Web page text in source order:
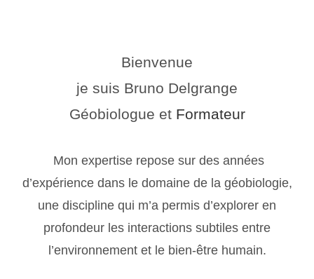
Bienvenue
je suis Bruno Delgrange
Géobiologue et Formateur
Mon expertise repose sur des années
d’expérience dans le domaine de la géobiologie,
une discipline qui m’a permis d’explorer en
profondeur les interactions subtiles entre
l’environnement et le bien-être humain.